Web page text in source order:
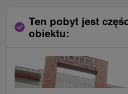
Ten pobyt jest
obiektu: